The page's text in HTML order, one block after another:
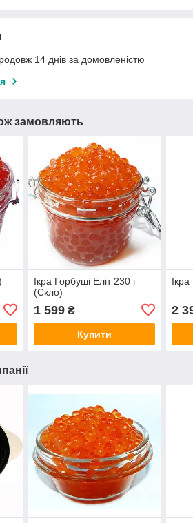
14 днів за домовленістю
замовляють
Ікра Горбуші Еліт 230 г
(Скло)
1 599₴
Купити
2